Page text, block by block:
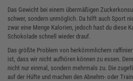
Das Gewicht bei einem übermäßigen
schwer, sondern unmöglich. Da hilft auch Sport
zwar eine Menge Kalorien, jedoch hast du diese
Schokolade schnell wieder drauf.
Das größte Problem von herkömmlichem
ist, dass wir nicht aufhören können zu essen.
nicht nur einmal, sondern mehrmals zu. Die
auf der Hüfte und machen den Abnehm- oder